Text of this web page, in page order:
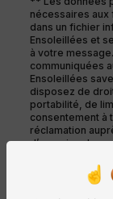
nécessaires
dans un fichier
Ensoleillées et
à votre
communiquées
Ensoleillées
disposez de
portabilité, de
consentement à
réclamation
d’organiser le
pouvez
courrier
pourra vous